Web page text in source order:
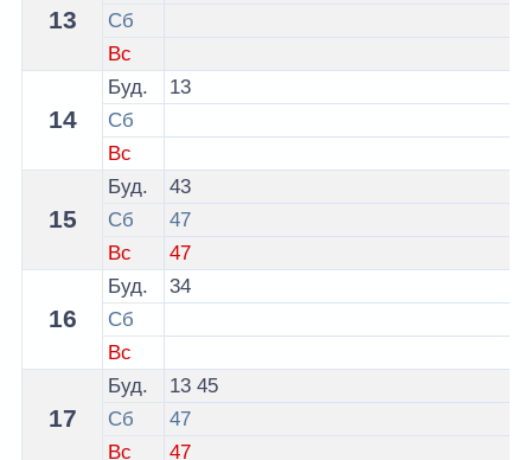
13
Сб
Вс
14
Буд.
13
Сб
Вс
15
Буд.
43
Сб
47
Вс
47
16
Буд.
34
Сб
Вс
17
Буд. 13 45
Сб
47
Вс
47